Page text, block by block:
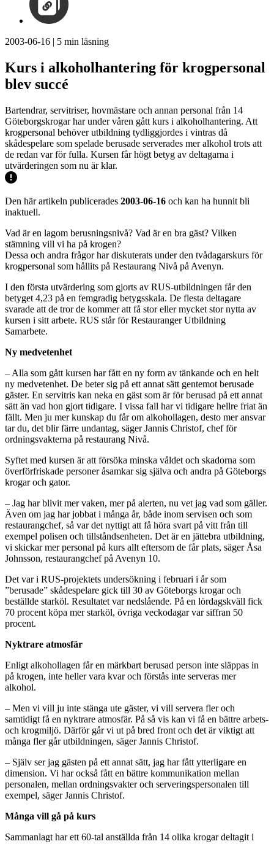
2003-06-16 | 5 min läsning
Kurs i alkoholhantering för krogpersonal
blev succé
Bartendrar, servitriser, hovmästare och annan personal från 14
Göteborgskrogar har under våren gått kurs i alkoholhantering. Att
krogpersonal behöver utbildning tydliggjordes i vintras då
skådespelare som spelade berusade serverades mer alkohol trots att
de redan var för fulla. Kursen får högt betyg av deltagarna i
utvärderingen som nu är klar.
Den här artikeln publicerades 2003-06-16 och kan ha hunnit bli
inaktuell.
Vad är en lagom berusningsnivå? Vad är en bra gäst? Vilken
stämning vill vi ha på krogen?
Dessa och andra frågor har diskuterats under den tvådagarskurs för
krogpersonal som hållits på Restaurang Nivå på Avenyn.
I den första utvärdering som gjorts av RUS-utbildningen får den
betyget 4,23 på en femgradig betygsskala. De flesta deltagare
svarade att de tror de kommer att få stor eller mycket stor nytta av
kursen i sitt arbete. RUS står för Restauranger Utbildning
Samarbete.
Ny medvetenhet
– Alla som gått kursen har fått en ny form av tänkande och en helt
ny medvetenhet. De beter sig på ett annat sätt gentemot berusade
gäster. En servitris kan neka en gäst som är för berusad på ett annat
sätt än vad hon gjort tidigare. I vissa fall har vi tidigare hellre friat än
fällt. Men ju mer kunskap du får om alkohollagen, desto mer ansvar
tar du, det blir färre undantag, säger Jannis Christof, chef för
ordningsvakterna på restaurang Nivå.
Syftet med kursen är att försöka minska våldet och skadorna som
överförfriskade personer åsamkar sig själva och andra på Göteborgs
krogar och gator.
– Jag har blivit mer vaken, mer på alerten, nu vet jag vad som gäller.
Även om jag har jobbat i många år, både inom servisen och som
restaurangchef, så var det nyttigt att få höra svart på vitt från till
exempel polisen och tillståndsenheten. Det är en jättebra utbildning,
vi skickar mer personal på kurs allt eftersom de får plats, säger Åsa
Johnsson, restaurangchef på Avenyn 10.
Det var i RUS-projektets undersökning i februari i år som
”berusade” skådespelare gick till 30 av Göteborgs krogar och
beställde starköl. Resultatet var nedslående. På en lördagskväll fick
70 procent köpa mer starköl, övriga veckodagar var siffran 50
procent.
Nyktrare atmosfär
Enligt alkohollagen får en märkbart berusad person inte släppas in
på krogen, inte heller vara kvar och förstås inte serveras mer
alkohol.
– Men vi vill ju inte stänga ute gäster, vi vill servera fler och
samtidigt få en nyktrare atmosfär. På så vis kan vi få en bättre arbets-
och krogmiljö. Därför går vi ut på bred front och det är viktigt att
många fler går utbildningen, säger Jannis Christof.
– Själv ser jag gästen på ett annat sätt, jag har fått ytterligare en
dimension. Vi har också fått en bättre kommunikation mellan
personalen, mellan ordningsvakter och serveringspersonalen till
exempel, säger Jannis Christof.
Många vill gå på kurs
Sammanlagt har ett 60-tal anställda från 14 olika krogar deltagit i